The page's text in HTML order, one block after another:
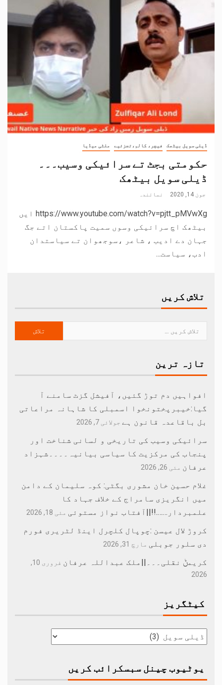
ڈیلی سویل بیٹھک فیچر، کالم،تجزئیے ملٹی میڈیا
حکومتی بجٹ تے سرائیکی وسیب۔۔۔
ڈیلی سویل بیٹھک
جون 14, 2020 نمائندہ
https://www.youtube.com/watch?v=pjtt_pMVwXg ایں
بیٹھک اچ سرائیکی وسوں سمیت پاکستان اتے جگ
جہان دے ادیب ، شاعر ،سوجھوان تے سیاستدان
ادب، سیاست...
تلاش کریں
تازہ ترین
افواہیں دم توڑ گئیں، آفیشل گزٹ سامنے آ
گیا:خیبرپختونخوا اسمبلی کا شاہانہ مراعاتی
بل باقاعدہ قانون ہے جولائی 7, 2026
سرائیکی وسیب کی تاریخی و لسانی شناخت اور
پنجاب کی مرکزیت کا سیاسی بیانیہ۔۔۔۔شہزاد
عرفان مئی 26, 2026
غلام حسین خان مشوری بگٹی: کوہ سلیمان کے دامن
میں انگریزی سامراج کے خلاف جہاد کا
علمبردار…….!!||آفتاب نواز مستوئی مئی 18, 2026
کروڑ لال عیسن :چوپال کلچرل اینڈ لٹریری فورم
دی سلور جوبلی مارچ 31, 2026
کریمݨ نقلی۔۔۔||ملک عبداللہ عرفان
فروری 10,
2026
کیٹگریز
یوٹیوب چینل سبسکرائب کریں